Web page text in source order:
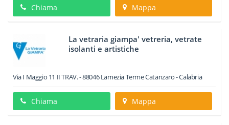
Chiama Mappa
La vetraria giampa' vetreria, vetrate
isolanti e artistiche
Via I Maggio 11 II TRAV.-88046 Lamezia TermeCatanzaro -Calabria
Chiama Mappa